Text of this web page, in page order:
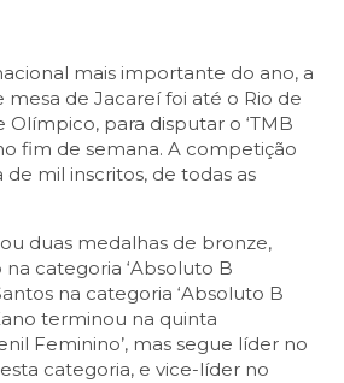
mais importante do ano, a
de Jacareí foi até o Rio de
Olímpico, para disputar o ‘TMB
fim de semana. A competição
mil inscritos, de todas as
duas medalhas de bronze,
categoria ‘Absoluto B
na categoria ‘Absoluto B
terminou na quinta
Feminino’, mas segue líder no
categoria, e vice-líder no